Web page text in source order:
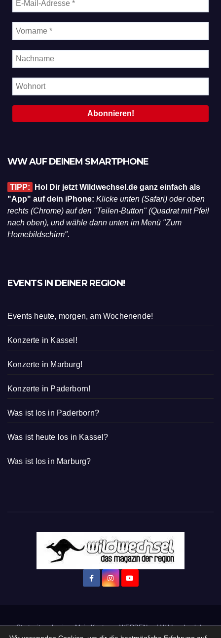
WW AUF DEINEM SMARTPHONE
TIPP:
Hol Dir jetzt Wildwechsel.de ganz einfach als
"App" auf dein iPhone: Klicke unten (Safari) oder oben
rechts (Chrome) auf den "Teilen-Button" (Quadrat mit Pfeil
nach oben), und wähle dann unten im Menü "Zum
Homebildschirm".
EVENTS IN DEINER REGION!
Events heute, morgen, am Wochenende!
Konzerte in Kassel!
Konzerte in Marburg!
Konzerte in Paderborn!
Was ist los in Paderborn?
Was ist heute los in Kassel?
Was ist los in Marburg?
Startseite Login Mein Konto · WERBEN auf Wildwechsel.de